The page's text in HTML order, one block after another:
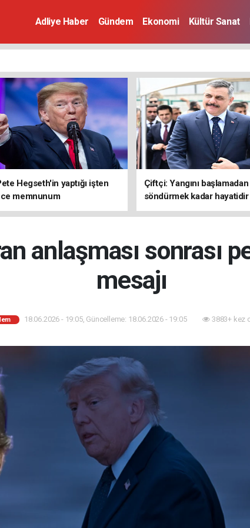
Adliye Haber Gündem Ekonomi Kültür Sanat
Hegseth'in yaptığı işten
memnunum
Çiftçi: Yangını
söndürmek kadar hayatidir
anlaşması sonrası
mesajı
18.06.2026 - 19:05, Güncelleme: 18.06.2026 - 19:05 3883+ kez